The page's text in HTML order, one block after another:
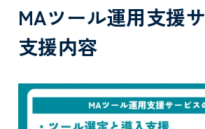
MAツール運用支援
支援内容